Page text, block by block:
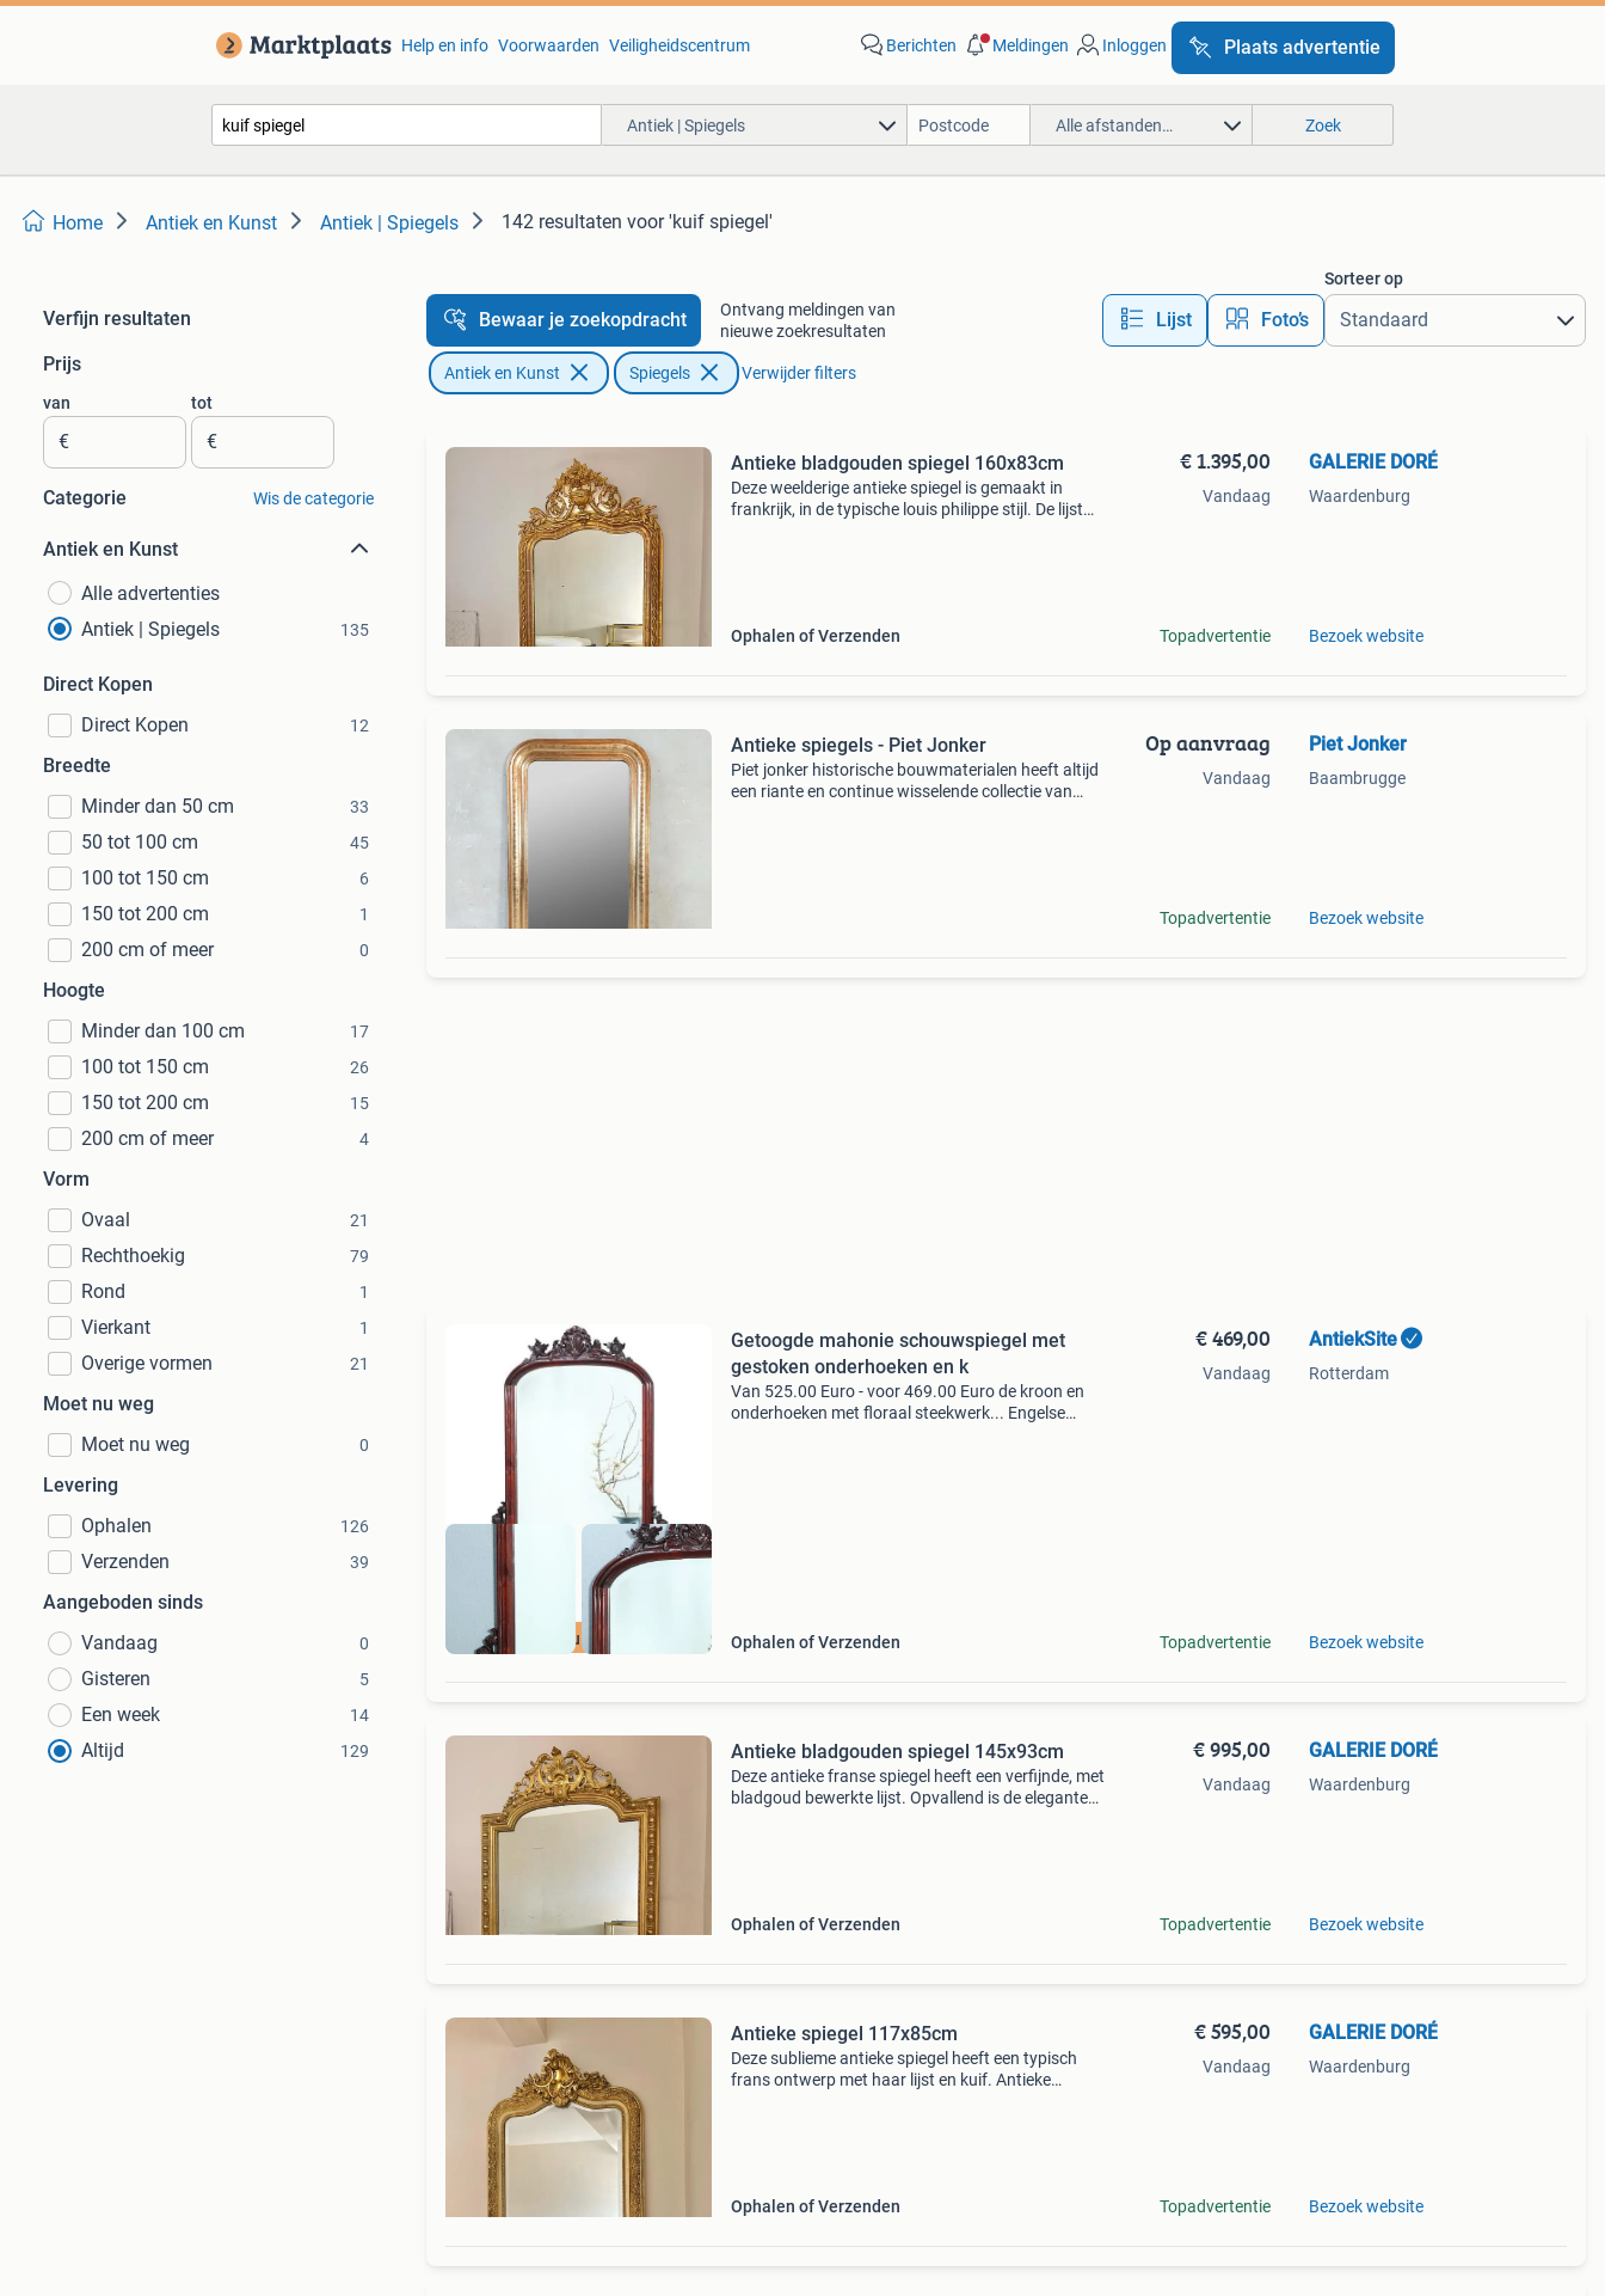
Help en info Voorwaarden Veiligheidscentrum Berichten Meldingen Inloggen Plaats advertentie
Antiek | Spiegels Alle afstanden… Zoek
Home Antiek en Kunst Antiek | Spiegels 142 resultaten voor 'kuif spiegel'
Verfijn resultaten
Prijs
van
€
tot
€
Categorie Wis de categorie
Antiek en Kunst
Alle advertenties
Antiek | Spiegels
135
Direct Kopen
Direct Kopen
12
Breedte
Minder dan 50 cm
33
50 tot 100 cm 45
100 tot 150 cm 6
150 tot 200 cm 1
200 cm of meer 0
Hoogte
Minder dan 100 cm
17
100 tot 150 cm 26
150 tot 200 cm 15
200 cm of meer 4
Vorm
Ovaal
21
Rechthoekig 79
Rond 1
Vierkant 1
Overige vormen 21
Moet nu weg
Moet nu weg
0
Levering
Ophalen
126
Verzenden 39
Aangeboden sinds
Vandaag
0
Gisteren 5
Een week 14
Altijd 129
Bewaar je zoekopdracht
Ontvang meldingen van
nieuwe zoekresultaten
Lijst Foto’s
Sorteer op
Antiek en Kunst Spiegels Verwijder filters
Antieke bladgouden spiegel 160x83cm
Deze weelderige antieke spiegel is gemaakt in
frankrijk, in de typische louis philippe stijl. De lijst
Ophalen of Verzenden
€ 1.395,00
Vandaag
Topadvertentie
GALERIE DORÉ
Waardenburg
Bezoek website
Antieke spiegels - Piet Jonker
Piet jonker historische bouwmaterialen heeft altijd
een riante en continue wisselende collectie van
Op aanvraag
Vandaag
Topadvertentie
Piet Jonker
Baambrugge
Bezoek website
Bekijk nu de SALE
Getoogde mahonie schouwspiegel met
gestoken onderhoeken en k
Van 525.00 Euro - voor 469.00 Euro de kroon en
onderhoeken met floraal steekwerk... Engelse
Ophalen of Verzenden
€ 469,00
Vandaag
Topadvertentie
AntiekSite
Rotterdam
Bezoek website
Antieke bladgouden spiegel 145x93cm
Deze antieke franse spiegel heeft een verfijnde, met
bladgoud bewerkte lijst. Opvallend is de elegante
Ophalen of Verzenden
€ 995,00
Vandaag
Topadvertentie
GALERIE DORÉ
Waardenburg
Bezoek website
Antieke spiegel 117x85cm
Deze sublieme antieke spiegel heeft een typisch
frans ontwerp met haar lijst en kuif. Antieke
Ophalen of Verzenden
€ 595,00
Vandaag
Topadvertentie
GALERIE DORÉ
Waardenburg
Bezoek website